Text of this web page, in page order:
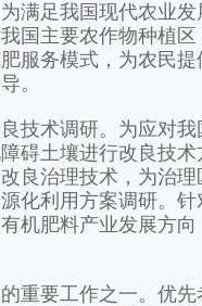
满足我国现代农业
国主要农作物种植
服务模式，为农民
。
术调研。为应对我
碍土壤进行改良技
良治理技术，为治
化利用方案调研。
机肥料产业发展方
要工作之一。优先